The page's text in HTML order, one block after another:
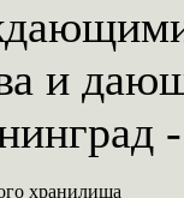
и
хранилища